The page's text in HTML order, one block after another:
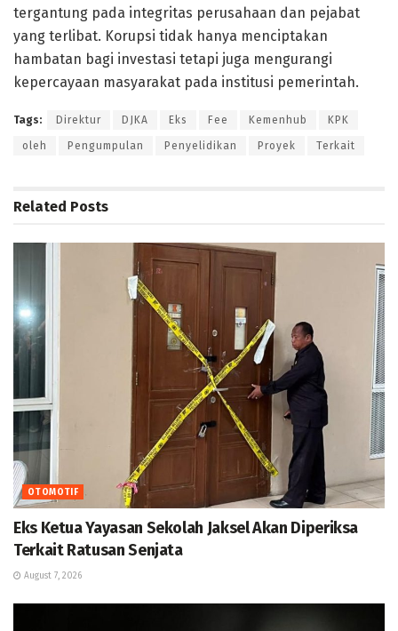
tergantung pada integritas perusahaan dan pejabat
yang terlibat. Korupsi tidak hanya menciptakan
hambatan bagi investasi tetapi juga mengurangi
kepercayaan masyarakat pada institusi pemerintah.
Tags: Direktur DJKA Eks Fee Kemenhub KPK
oleh Pengumpulan Penyelidikan Proyek Terkait
Related Posts
OTOMOTIF
Eks Ketua Yayasan Sekolah Jaksel Akan Diperiksa
Terkait Ratusan Senjata
August 7, 2026